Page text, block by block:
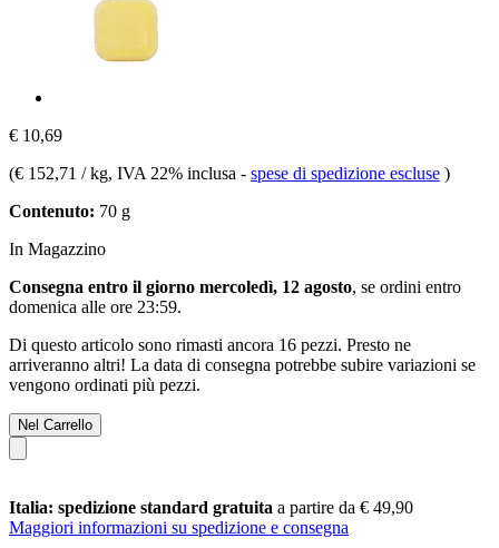
€ 10,69
(€ 152,71 / kg, IVA 22% inclusa - spese di spedizione escluse )
Contenuto: 70 g
In Magazzino
Consegna entro il giorno mercoledì, 12 agosto, se ordini entro
domenica alle ore 23:59.
Di questo articolo sono rimasti ancora 16 pezzi. Presto ne
arriveranno altri! La data di consegna potrebbe subire variazioni se
vengono ordinati più pezzi.
Nel Carrello
Italia: spedizione standard gratuita a partire da € 49,90
Maggiori informazioni su spedizione e consegna